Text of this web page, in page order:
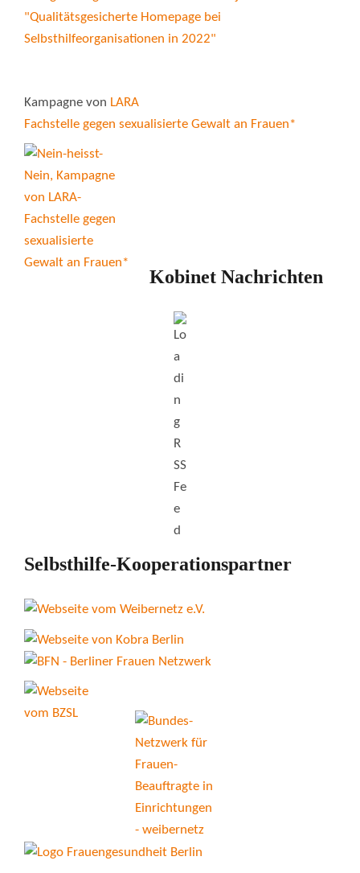
Kampagne von LARA
Fachstelle gegen sexualisierte Gewalt an Frauen*
Kobinet Nachrichten
Selbsthilfe-Kooperationspartner